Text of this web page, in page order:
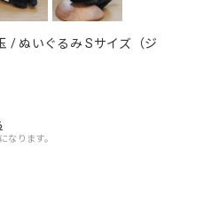
/ ぬいぐるみ Sサイズ（ジ
ります。